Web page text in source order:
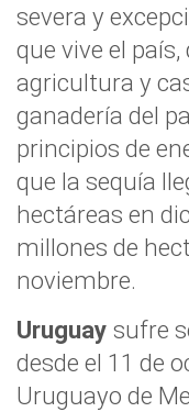
severa y
que vive el
agricultura y
ganadería del
principios de
que la sequía
hectáreas en
millones de
noviembre.
Uruguay sufre
desde el 11 de
Uruguayo de